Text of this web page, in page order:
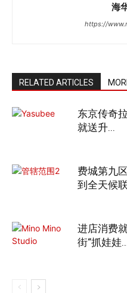
海
https://
RELATED ARTICLES
东京传奇
就送升...
费城第九
到全天候
进店消费
街“抓娃娃